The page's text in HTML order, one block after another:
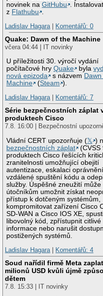
novinek naGitHubu
.
z Flathubu
Ladislav Hagara| Komentářů: 0
Quake: Dawn of the Machine
včera 04:44 | IT novinky
U příležitosti 30. výročí vydání
počítačové hryQuake byla
nová epizoda
s názvem
Machine
(Steam ).
Ladislav Hagara| Komentářů: 7
Série bezpečnostních záplat
produktech Cisco
7.8. 16:00 | Bezpečnostní
Vládní CERT upozorňuje (𝕏 )
bezpečnostních záplat
(CVSS
produktech Cisco řešících
zranitelnosti umožňující obejití
autentizace, eskalaci oprávnění,
vzdálené spuštění kódu a
služby. Úspěšné zneužití může
útočníkům umožnit získat
přístup k dotčeným systémům,
kompromitovat zařízení Cisco
SD-WAN a Cisco IOS XE,
libovolný kód, zpřístupnit citlivé
informace nebo narušit
postižených systémů.
Ladislav Hagara| Komentářů: 4
Soud nařídil firmě Meta
milionů USD kvůli újmě
dětem
7.8. 15:33 | IT novinky